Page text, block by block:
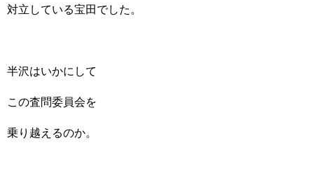
対立している宝田でした。
半沢はいかにして
この査問委員会を
乗り越えるのか。